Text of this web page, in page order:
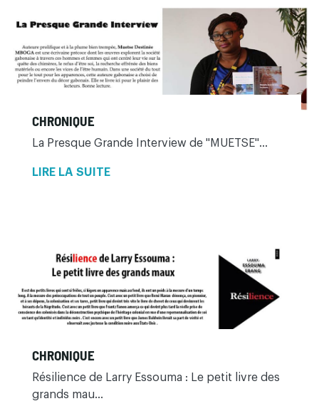
CHRONIQUE
La Presque Grande Interview de "MUETSE"...
LIRE LA SUITE
CHRONIQUE
Résilience de Larry Essouma : Le petit livre des
grands mau...